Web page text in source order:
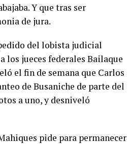
Y que tras ser
de jura.
del lobista judicial
los jueces federales Bailaque
el fin de semana que Carlos
de Busaniche de parte del
a uno, y desniveló
pide para permanecer